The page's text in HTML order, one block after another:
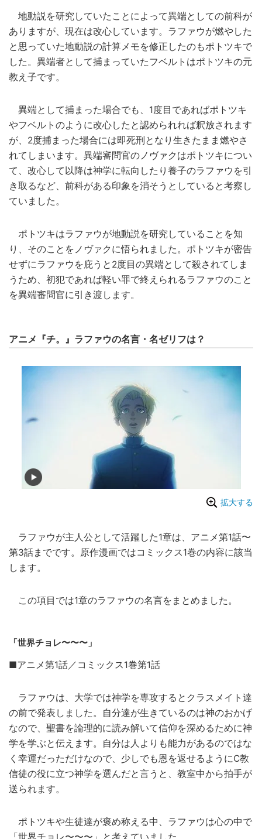
地動説を研究していたことによって異端としての前科が
ありますが、現在は改心しています。ラファウが燃やした
と思っていた地動説の計算メモを修正したのもポトツキで
した。異端者として捕まっていたフベルトはポトツキの元
教え子です。
異端として捕まった場合でも、1度目であればポトツキ
やフベルトのように改心したと認められれば釈放されます
が、2度捕まった場合には即死刑となり生きたまま燃やさ
れてしまいます。異端審問官のノヴァクはポトツキについ
て、改心して以降は神学に転向したり養子のラファウを引
き取るなど、前科がある印象を消そうとしていると考察し
ていました。
ポトツキはラファウが地動説を研究していることを知
り、そのことをノヴァクに悟られました。ポトツキが密告
せずにラファウを庇うと2度目の異端として殺されてしま
うため、初犯であれば軽い罪で終えられるラファウのこと
を異端審問官に引き渡します。
アニメ『チ。』ラファウの名言・名ゼリフは？
拡大する
ラファウが主人公として活躍した1章は、アニメ第1話〜
第3話までです。原作漫画ではコミックス1巻の内容に該当
します。
この項目では1章のラファウの名言をまとめました。
「世界チョレ〜〜〜」
■アニメ第1話／コミックス1巻第1話
ラファウは、大学では神学を専攻するとクラスメイト達
の前で発表しました。自分達が生きているのは神のおかげ
なので、聖書を論理的に読み解いて信仰を深めるために神
学を学ぶと伝えます。自分は人よりも能力があるのではな
く幸運だっただけなので、少しでも恩を返せるようにC教
信徒の役に立つ神学を選んだと言うと、教室中から拍手が
送られます。
ポトツキや生徒達が褒め称える中、ラファウは心の中で